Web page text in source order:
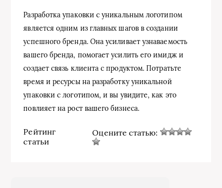
Разработка упаковки с уникальным логотипом
является одним из главных шагов в создании
успешного бренда. Она усиливает узнаваемость
вашего бренда, помогает усилить его имидж и
создает связь клиента с продуктом. Потратьте
время и ресурсы на разработку уникальной
упаковки с логотипом, и вы увидите, как это
повлияет на рост вашего бизнеса.
Рейтинг
статьи
Оцените статью: